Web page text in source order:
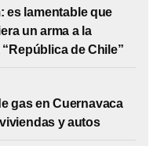
es lamentable que
un arma a la
de Chile”
gas en Cuernavaca
y autos